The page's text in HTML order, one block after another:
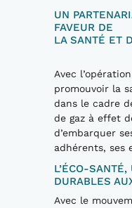
UN
FAVEUR DE
LA SANTÉ ET
Avec
promouvoir la
dans le cadre
de gaz à effet
d’embarquer
adhérents, ses
L’ÉCO-
DURABLES
Avec le